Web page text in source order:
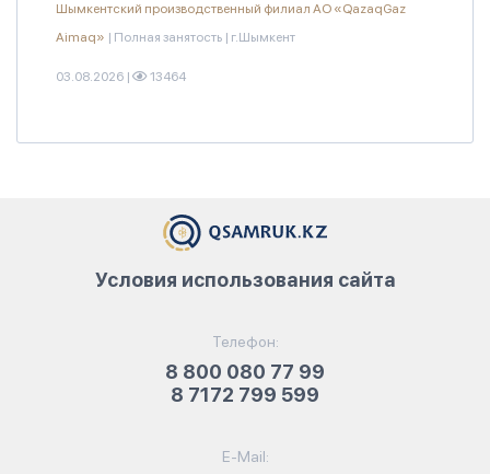
Шымкентский производственный филиал АО «QazaqGaz
Aimaq» | Полная занятость | г.Шымкент
03.08.2026 | 13464
Телефон:
8 800 080 77 99
8 7172 799 599
E-Mail:
Условия использования сайта